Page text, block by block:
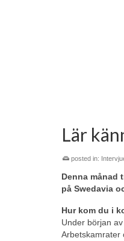
Lär
posted in:
Denna månad
på Swedavia
Hur kom du i
Under början
Arbetskamrater